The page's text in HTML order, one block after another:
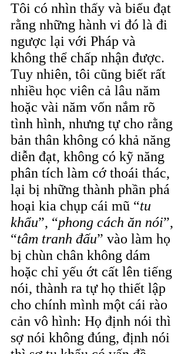
Tôi có nhìn thấy và biểu đạt
rằng những hành vi đó là đi
ngược lại với Pháp và
không thể chấp nhận được.
Tuy nhiên, tôi cũng biết rất
nhiều học viên cả lâu năm
hoặc vài năm vốn nắm rõ
tình hình, nhưng tự cho rằng
bản thân không có khả năng
diễn đạt, không có kỹ năng
phân tích làm cớ thoái thác,
lại bị những thành phần phá
hoại kia chụp cái mũ “tu
khẩu”, “phong cách ăn nói”,
“tâm tranh đấu” vào làm họ
bị chùn chân không dám
hoặc chỉ yếu ớt cất lên tiếng
nói, thành ra tự họ thiết lập
cho chính mình một cái rào
cản vô hình: Họ định nói thì
sợ nói không đúng, định nói